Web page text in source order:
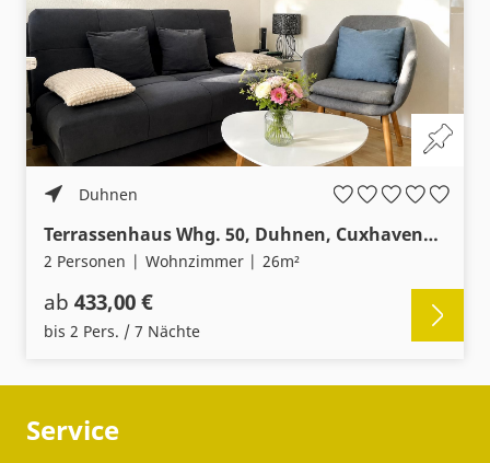
Duhnen
Terrassenhaus Whg. 50, Duhnen, Cuxhavenerstr. 61
2 Personen Wohnzimmer 26m²
ab 433,00 €
bis 2 Pers. / 7 Nächte
Service